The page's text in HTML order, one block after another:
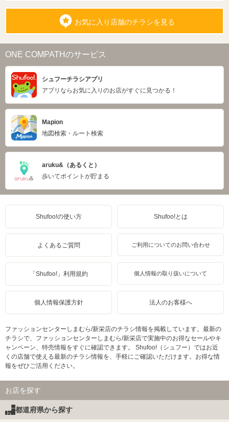
お気に入り店舗のチラシを見る
ONE COMPATHのサービス
シュフーチラシアプリ
アプリならお気に入りのお店がすぐに見つかる！
Mapion
地図検索・ルート検索
aruku&（あるくと）
歩いてポイントが貯まる
Shufoo!の使い方 Shufoo!とは
よくあるご質問 ご利用についてのお問い合わせ
「Shufoo!」利用規約 個人情報の取り扱いについて
個人情報保護方針 法人のお客様へ
ファッションセンターしまむら/新栄店のチラシ情報を掲載しています。最新の
チラシで、ファッションセンターしまむら/新栄店で実施中のお得なセールやキ
ャンペーン、特売情報をすぐに確認できます。 Shufoo!（シュフー）ではお近
くの店舗で使える最新のチラシ情報を、手軽にご確認いただけます。お得な情
報をぜひご活用ください。
お店を探す
都道府県から探す